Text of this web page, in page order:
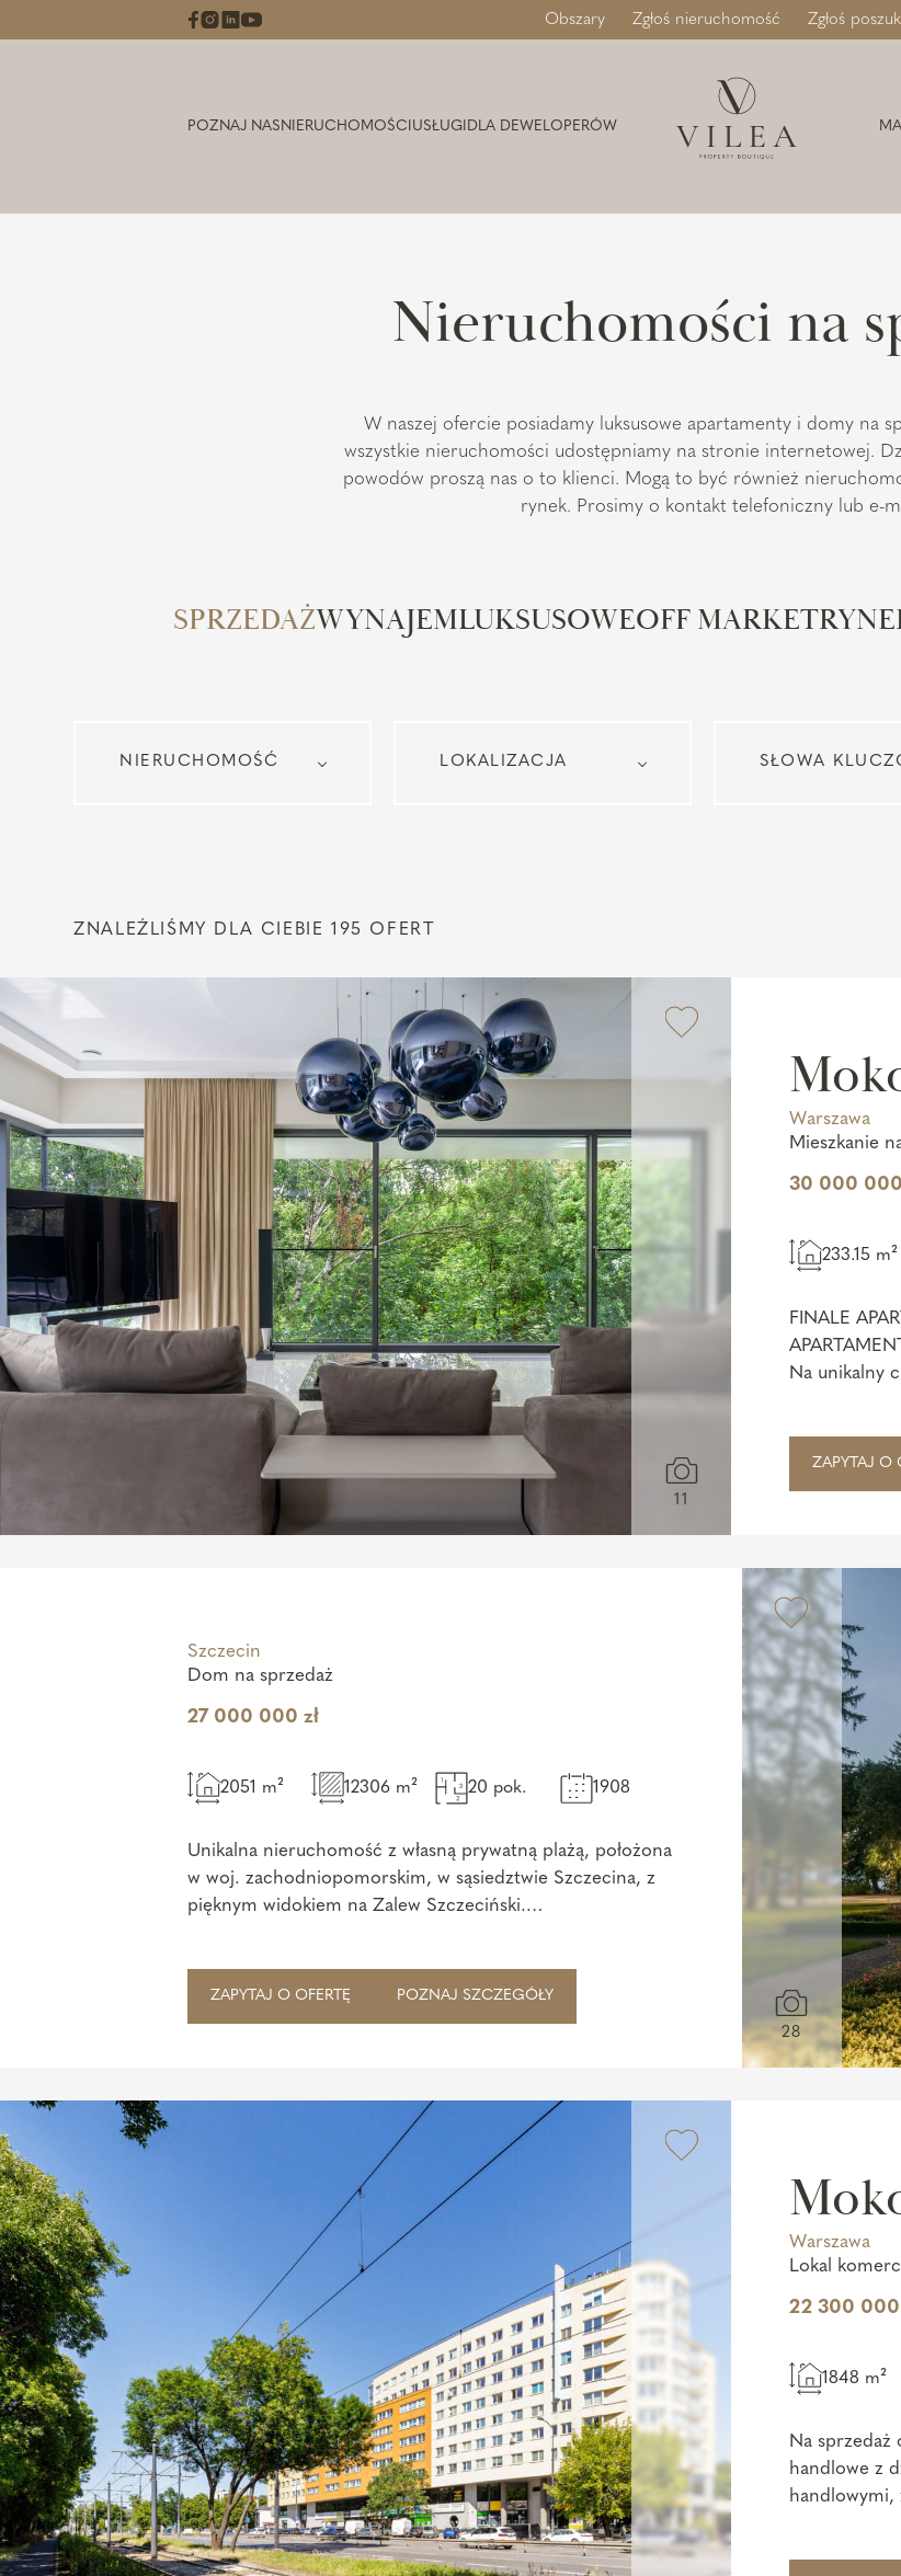
Obszary Zgłoś nieruchomość Zgłoś
POZNAJ NAS NIERUCHOMOŚCI USŁUGI DLA DEWELOPERÓW
Nieruchomości na
W naszej ofercie posiadamy luksusowe apartamenty i domy na
wszystkie nieruchomości udostępniamy na stronie internetowej.
powodów proszą nas o to klienci. Mogą to być również
rynek. Prosimy o kontakt telefoniczny lub e-
SPRZEDAŻWYNAJEMLUKSUSOWEOFF MARKET
ZNALEŹLIŚMY DLA CIEBIE 195 OFERT
Warszawa
Mieszkanie
30 000 000
233.15 m²
FINALE
Na unikalny
ZAPYTAJ O
11
Szczecin
Dom na sprzedaż
27 000 000 zł
2051 m² 12306 m² 20 pok. 1908
Unikalna nieruchomość z własną prywatną plażą, położona
w woj. zachodniopomorskim, w sąsiedztwie Szczecina, z
pięknym widokiem na Zalew Szczeciński.
ZAPYTAJ O OFERTĘ POZNAJ SZCZEGÓŁY
28
Warszawa
Lokal
22 300 000
1848 m²
Na sprzedaż
handlowe z
handlowymi,